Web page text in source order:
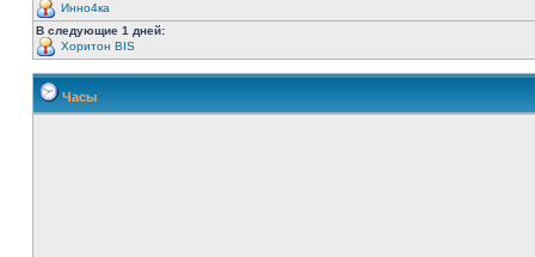
Инно4ка
В следующие 1 дней:
Хоритон BIS
Часы